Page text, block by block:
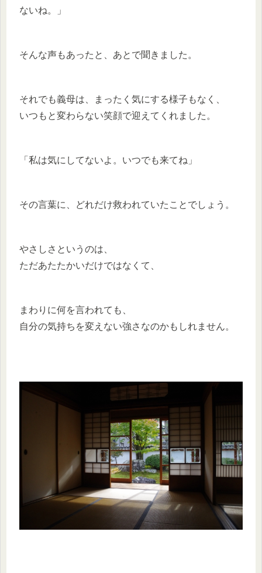
ないね。」
そんな声もあったと、あとで聞きました。
それでも義母は、まったく気にする様子もなく、
いつもと変わらない笑顔で迎えてくれました。
「私は気にしてないよ。いつでも来てね」
その言葉に、どれだけ救われていたことでしょう。
やさしさというのは、
ただあたたかいだけではなくて、
まわりに何を言われても、
自分の気持ちを変えない強さなのかもしれません。